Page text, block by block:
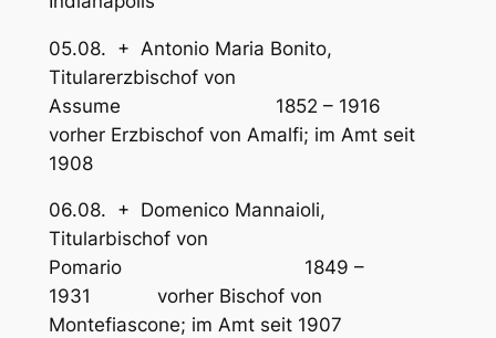
05.08. + Antonio Maria Bonito,
Titularerzbischof von
Assume 1852 – 1916
vorher Erzbischof von Amalfi; im Amt seit
1908
06.08. + Domenico Mannaioli,
Titularbischof von
Pomario 1849 –
1931 vorher Bischof von
Montefiascone; im Amt seit 1907